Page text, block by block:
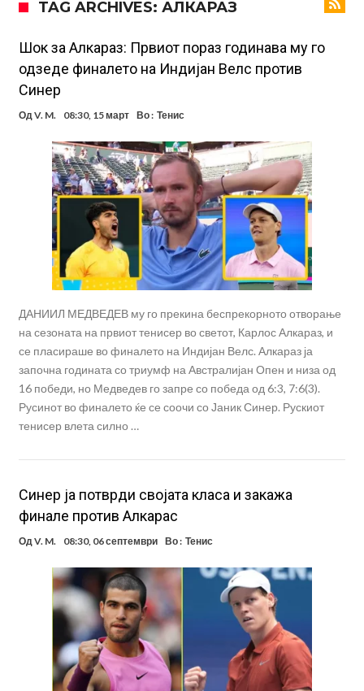
Капитен на познат клуб претепан до смрт пред својот дом – цела
држава бара правда!
Шпанија „трепери“ поради нешто што се чекаше со недели:
Винисиус Жуниор одлучи!
Имал сè, но страдал во тишина: Бивша ѕвезда на Челси откри
мрачна тајна на фудбалот
Објавени детали: Дали Инфантино планираше да создаде
беше неизбежно
Гимараеш успешно ги мина медицинските прегледи во Арсенал
Нов рекорд на Меси при враќање во тимот на Интер Мајами
TAG ARCHIVES: АЛКАРАЗ
Шок за Алкараз: Првиот пораз годинава му го
одзеде финалето на Индијан Велс против
Синер
Од V. M. 08:30, 15 март Во : Тенис
ДАНИИЛ МЕДВЕДЕВ му го прекина беспрекорното отворање
на сезоната на првиот тенисер во светот, Карлос Алкараз, и
се пласираше во финалето на Индијан Велс. Алкараз ја
започна годината со триумф на Австралијан Опен и низа од
16 победи, но Медведев го запре со победа од 6:3, 7:6(3).
Русинот во финалето ќе се соочи со Јаник Синер. Рускиот
тенисер влета силно …
Синер ја потврди својата класа и закажа
финале против Алкарас
ОдV. M. 08:30, 06 септември Во : Тенис